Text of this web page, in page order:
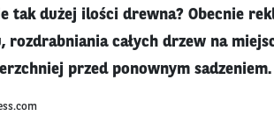
tak dużej ilości drewna? Obecnie
rozdrabniania całych drzew na
przed ponownym sadzeniem.